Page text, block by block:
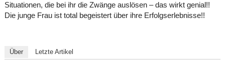
Situationen, die bei ihr die Zwänge auslösen – das wirkt genial!!
Die junge Frau ist total begeistert über ihre Erfolgserlebnisse!!
Über Letzte Artikel